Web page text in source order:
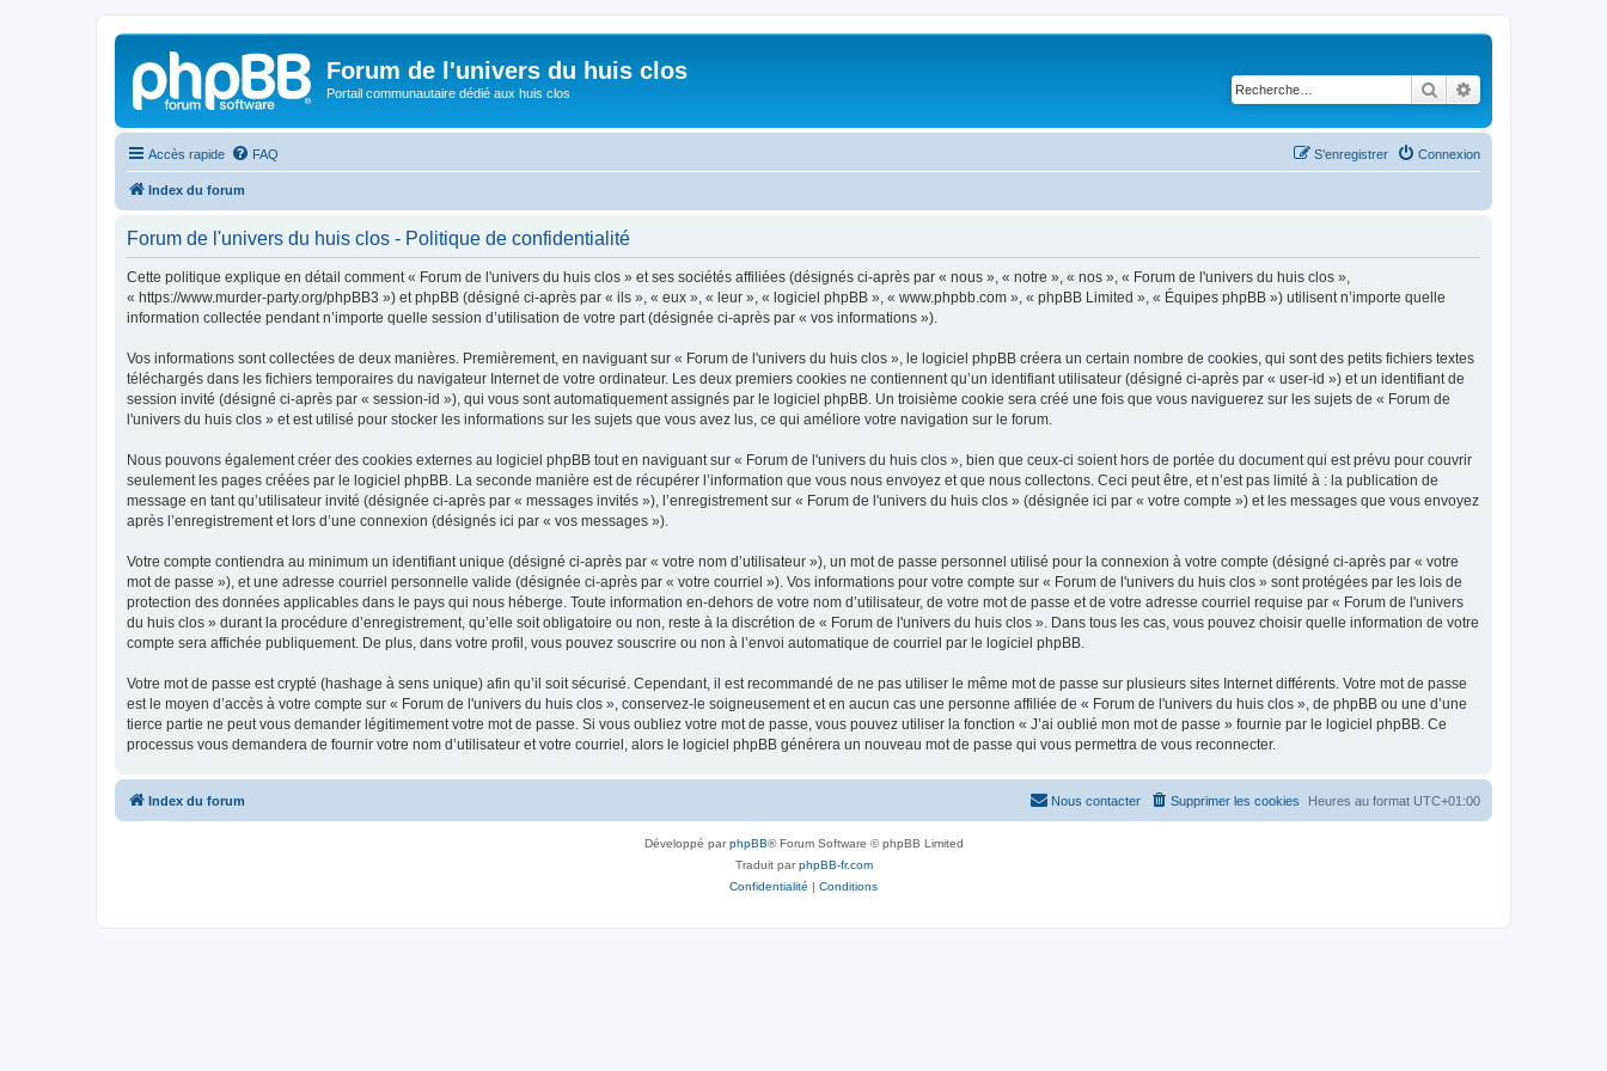
Forum de l'univers du huis clos
Portail communautaire dédié aux huis clos Rechercher
Accès rapide FAQ Connexion
S’enregistrer
Index du forum
Forum de l'univers du huis clos - Politique de confidentialité
Cette politique explique en détail comment « Forum de l'univers du huis clos » et ses sociétés affiliées (désignés ci-après par « nous », « notre », « nos », « Forum de l'univers du huis clos »,
« https://www.murder-party.org/phpBB3 ») et phpBB (désigné ci-après par « ils », « eux », « leur », « logiciel phpBB », « www.phpbb.com », « phpBB Limited », « Équipes phpBB ») utilisent n’importe quelle
information collectée pendant n’importe quelle session d’utilisation de votre part (désignée ci-après par « vos informations »).
Vos informations sont collectées de deux manières. Premièrement, en naviguant sur « Forum de l'univers du huis clos », le logiciel phpBB créera un certain nombre de cookies, qui sont des petits fichiers textes
téléchargés dans les fichiers temporaires du navigateur Internet de votre ordinateur. Les deux premiers cookies ne contiennent qu’un identifiant utilisateur (désigné ci-après par « user-id ») et un identifiant de
session invité (désigné ci-après par « session-id »), qui vous sont automatiquement assignés par le logiciel phpBB. Un troisième cookie sera créé une fois que vous naviguerez sur les sujets de « Forum de
l'univers du huis clos » et est utilisé pour stocker les informations sur les sujets que vous avez lus, ce qui améliore votre navigation sur le forum.
Nous pouvons également créer des cookies externes au logiciel phpBB tout en naviguant sur « Forum de l'univers du huis clos », bien que ceux-ci soient hors de portée du document qui est prévu pour couvrir
seulement les pages créées par le logiciel phpBB. La seconde manière est de récupérer l’information que vous nous envoyez et que nous collectons. Ceci peut être, et n’est pas limité à : la publication de
message en tant qu’utilisateur invité (désignée ci-après par « messages invités »), l’enregistrement sur « Forum de l'univers du huis clos » (désignée ici par « votre compte ») et les messages que vous envoyez
après l’enregistrement et lors d’une connexion (désignés ici par « vos messages »).
Votre compte contiendra au minimum un identifiant unique (désigné ci-après par « votre nom d’utilisateur »), un mot de passe personnel utilisé pour la connexion à votre compte (désigné ci-après par « votre
mot de passe »), et une adresse courriel personnelle valide (désignée ci-après par « votre courriel »). Vos informations pour votre compte sur « Forum de l'univers du huis clos » sont protégées par les lois de
protection des données applicables dans le pays qui nous héberge. Toute information en-dehors de votre nom d’utilisateur, de votre mot de passe et de votre adresse courriel requise par « Forum de l'univers
du huis clos » durant la procédure d’enregistrement, qu’elle soit obligatoire ou non, reste à la discrétion de « Forum de l'univers du huis clos ». Dans tous les cas, vous pouvez choisir quelle information de votre
compte sera affichée publiquement. De plus, dans votre profil, vous pouvez souscrire ou non à l’envoi automatique de courriel par le logiciel phpBB.
Votre mot de passe est crypté (hashage à sens unique) afin qu’il soit sécurisé. Cependant, il est recommandé de ne pas utiliser le même mot de passe sur plusieurs sites Internet différents. Votre mot de passe
est le moyen d’accès à votre compte sur « Forum de l'univers du huis clos », conservez-le soigneusement et en aucun cas une personne affiliée de « Forum de l'univers du huis clos », de phpBB ou une d’une
tierce partie ne peut vous demander légitimement votre mot de passe. Si vous oubliez votre mot de passe, vous pouvez utiliser la fonction « J’ai oublié mon mot de passe » fournie par le logiciel phpBB. Ce
processus vous demandera de fournir votre nom d’utilisateur et votre courriel, alors le logiciel phpBB générera un nouveau mot de passe qui vous permettra de vous reconnecter.
Index du forum Heures au format UTC+01:00
Supprimer les cookies
Nous contacter
Développé parphpBB® Forum Software © phpBB Limited
Traduit parphpBB-fr.com
Confidentialité | Conditions